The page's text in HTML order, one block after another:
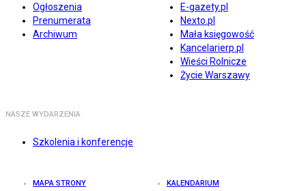
Ogłoszenia
Prenumerata
Archiwum
E-gazety.pl
Nexto.pl
Mała księgowość
Kancelarierp.pl
Wieści Rolnicze
Życie Warszawy
NASZE WYDARZENIA
Szkolenia i konferencje
MAPA STRONY KALENDARIUM